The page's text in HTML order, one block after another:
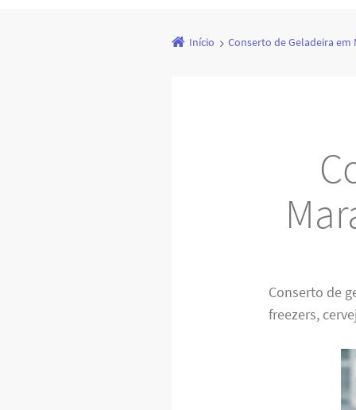
Início Conserto de Geladeira em
Conserto de
freezers,